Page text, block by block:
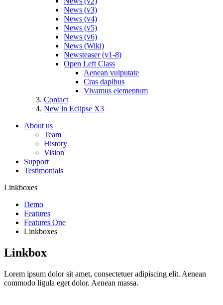
News (v3)
News (v4)
News (v5)
News (v6)
News (Wiki)
Newsteaser (v1-8)
Open Left Class
Aenean vulputate
Cras dapibus
Vivamus elementum
Contact
New in Eclipse X3
About us
Team
History
Vision
Support
Testimonials
Linkboxes
Demo
Features
Features One
Linkboxes
Linkbox
Lorem ipsum dolor sit amet, consectetuer adipiscing elit. Aenean
commodo ligula eget dolor. Aenean massa.